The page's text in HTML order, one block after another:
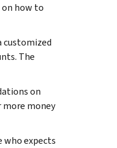
on how to
customized
The
on
money
who expects